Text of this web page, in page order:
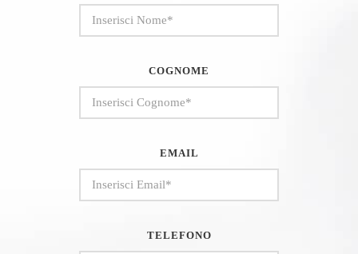
COGNOME
EMAIL
TELEFONO